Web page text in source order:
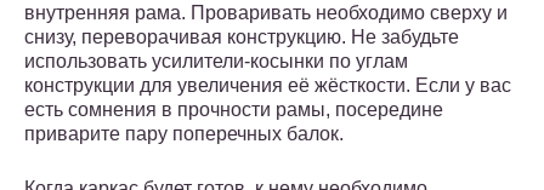
внутренняя рама. Проваривать необходимо сверху и
снизу, переворачивая конструкцию. Не забудьте
использовать усилители-косынки по углам
конструкции для увеличения её жёсткости. Если у вас
есть сомнения в прочности рамы, посередине
приварите пару поперечных балок.